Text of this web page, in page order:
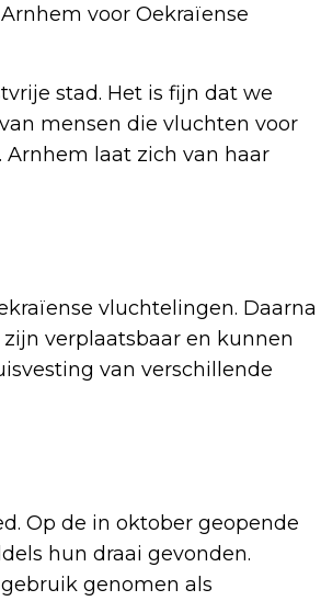
voor Oekraïense
stad. Het is fijn dat we
mensen die vluchten voor
Arnhem laat zich van haar
vluchtelingen. Daarna
verplaatsbaar en kunnen
van verschillende
Op de in oktober geopende
hun draai gevonden.
genomen als